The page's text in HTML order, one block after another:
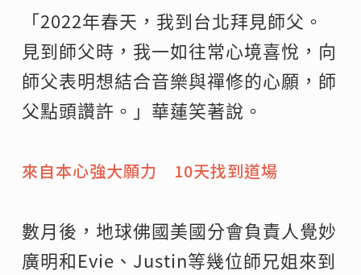
「2022年春天，我到台北拜見師父。
見到師父時，我一如往常心境喜悅，向
師父表明想結合音樂與禪修的心願，師
父點頭讚許。」華蓮笑著說。
來自本心強大願力 10天找到道場
數月後，地球佛國美國分會負責人覺妙
廣明和Evie、Justin等幾位師兄姐來到